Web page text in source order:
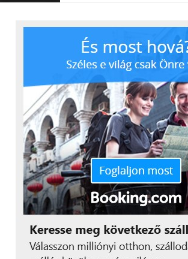
technológia
fejlődik és abban, ki
mennyire tud vele
haladni, vannak
különbségek kor,
végzettség, vagy
lakóhely alapján,
amelyek mind-
korlátokat
Digitális
ezeknek az
akadályoknak az